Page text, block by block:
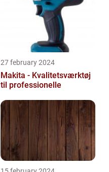
27 february 2024
Makita - Kvalitetsværktøj
til professionelle